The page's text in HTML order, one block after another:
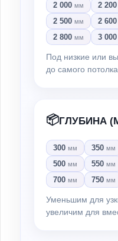
2 000 мм 2 200
2 500 мм 2 600
2 800 мм 3 000
Под низкие или
до самого потолка.
📦ГЛУБИНА
300 мм 350 мм
500 мм 550 мм
700 мм 750 мм
Уменьшим для
увеличим для